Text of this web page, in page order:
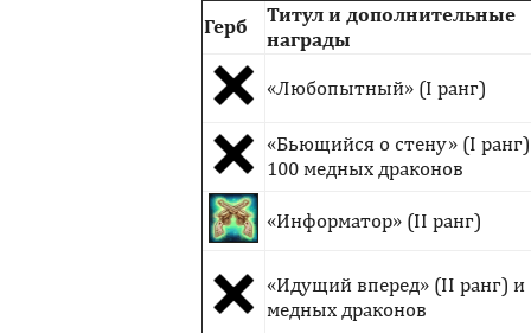
Герб
Титул и дополнительные
награды
«Любопытный» (I ранг)
«Бьющийся о стену» (I
100 медных драконов
«Информатор» (II ранг)
«Идущий вперед» (II ранг) и
медных драконов